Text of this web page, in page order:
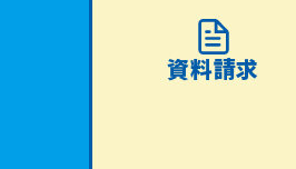
資料請求